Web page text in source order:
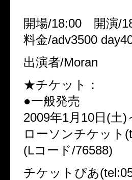
開場/18:00 開演/
料金/adv3500
出演者/Moran
★チケット：
●一般発売
2009年1月10日(土)
ローソンチケット
(Lコード/76588)
チケットぴあ